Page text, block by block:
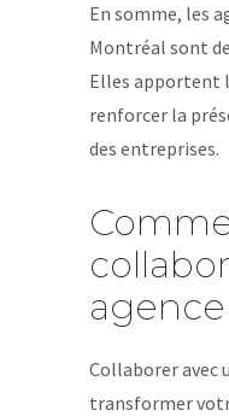
En somme, les
Montréal sont
Elles apportent
renforcer la
des entreprises.
Collaborer avec
transformer